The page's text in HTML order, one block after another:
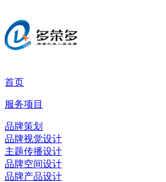
首页
服务项目
品牌策划
品牌视觉设计
主题传播设计
品牌空间设计
品牌产品设计